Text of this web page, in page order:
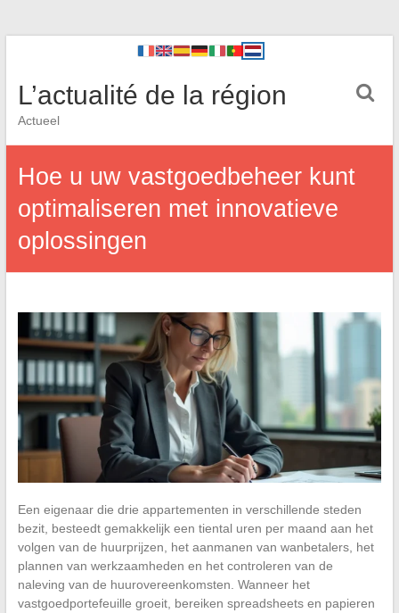
L’actualité de la région
Actueel
Hoe u uw vastgoedbeheer kunt
optimaliseren met innovatieve
oplossingen
Een eigenaar die drie appartementen in verschillende steden
bezit, besteedt gemakkelijk een tiental uren per maand aan het
volgen van de huurprijzen, het aanmanen van wanbetalers, het
plannen van werkzaamheden en het controleren van de
naleving van de huurovereenkomsten. Wanneer het
vastgoedportefeuille groeit, bereiken spreadsheets en papieren